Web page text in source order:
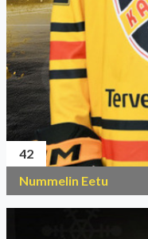
42
Nummelin Eetu